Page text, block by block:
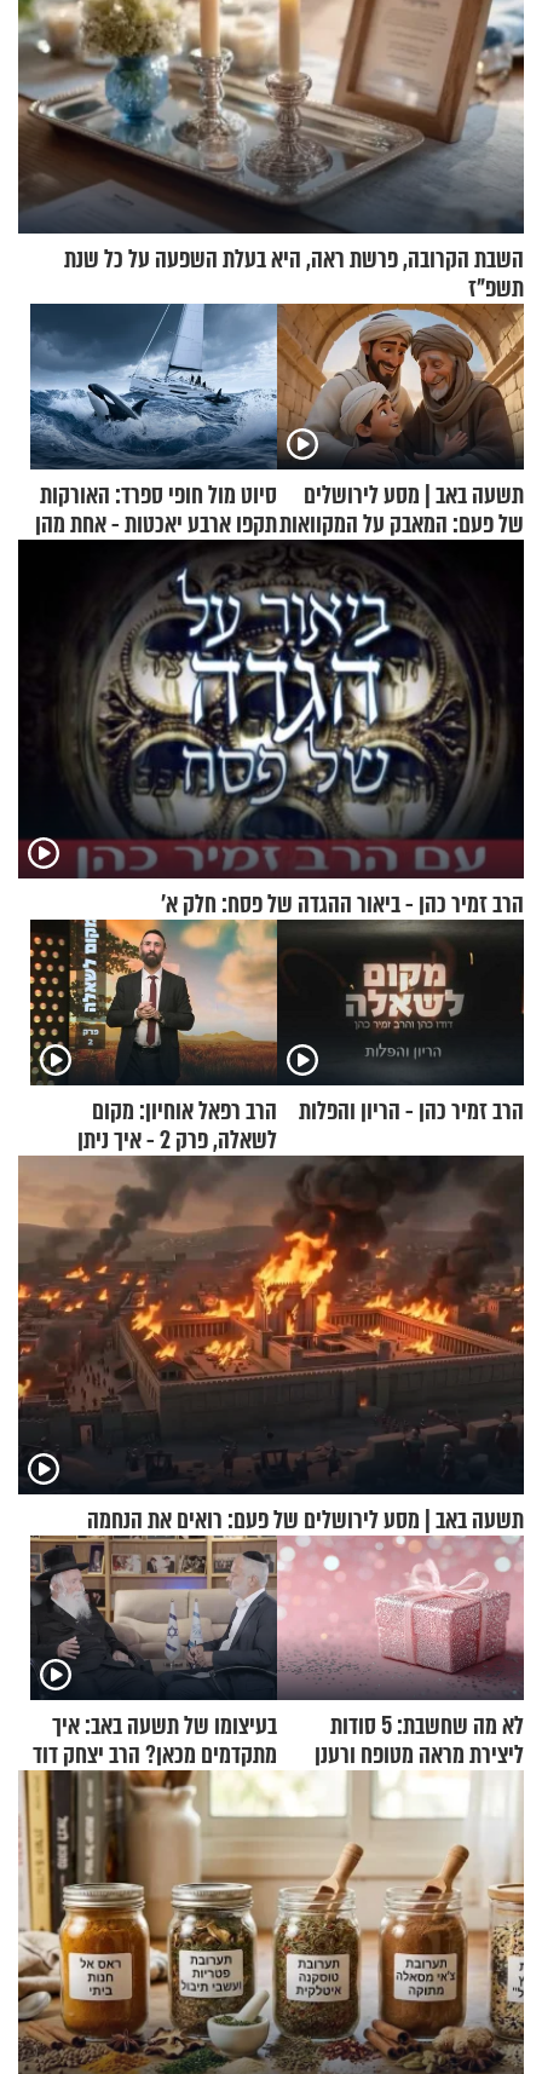
השבת הקרובה, פרשת ראה, היא בעלת השפעה על כל שנת
תשפ"ז
תשעה באב | מסע לירושלים
של פעם: המאבק על המקוואות
סיוט מול חופי ספרד: האורקות
תקפו ארבע יאכטות - אחת מהן
טבעה
הרב זמיר כהן - ביאור ההגדה של פסח: חלק א’
הרב זמיר כהן - הריון והפלות
הרב רפאל אוחיון: מקום
לשאלה, פרק 2 - איך ניתן
להוכיח שהתורה משמיים?
תשעה באב | מסע לירושלים של פעם: רואים את הנחמה
לא מה שחשבת: 5 סודות
ליצירת מראה מטופח ורענן
בעיצומו של תשעה באב: איך
מתקדמים מכאן? הרב יצחק דוד
גרוסמן בשיחה מיוחדת